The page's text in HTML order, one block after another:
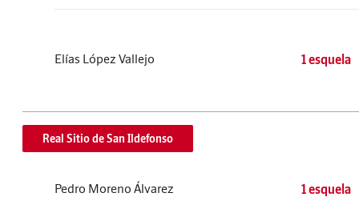
Elías López Vallejo 1 esquela
Real Sitio de San Ildefonso
Pedro Moreno Álvarez 1 esquela